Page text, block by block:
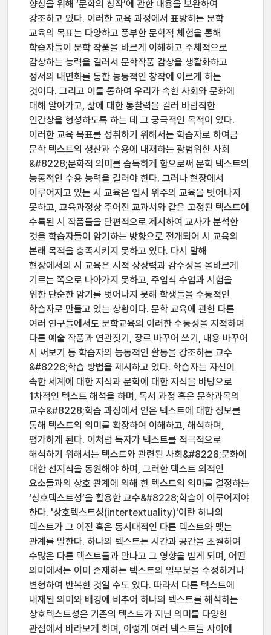
향상을 위해 ‘문학의 창작’에 관한 내용을 보완하여
강조하고 있다. 이러한 교육 과정에서 표방하는 문학
교육의 목표는 다양하고 풍부한 문학적 체험을 통해
학습자들이 문학 작품을 바르게 이해하고 주체적으로
감상하는 능력을 길러서 문학작품 감상을 생활화하고
정서의 내면화를 통한 능동적인 창작에 이르게 하는
것이다. 그리고 이를 통하여 우리가 속한 사회와 문화에
대해 알아가고, 삶에 대한 통찰력을 길러 바람직한
인간상을 형성하도록 하는 데 그 궁극적인 목적이 있다.
이러한 교육 목표를 성취하기 위해서는 학습자로 하여금
문학 텍스트의 생산과 수용에 내재하는 광범위한 사회
&#8228;문화적 의미를 습득하게 함으로써 문학 텍스트의
능동적인 수용 능력을 길러야 한다. 그러나 현장에서
이루어지고 있는 시 교육은 입시 위주의 교육을 벗어나지
못하고, 교육과정상 주어진 교과서와 같은 고정된 텍스트에
수록된 시 작품들을 단편적으로 제시하여 교사가 분석한
것을 학습자들이 암기하는 방향으로 전개되어 시 교육의
본래 목적을 충족시키지 못하고 있다. 다시 말해
현장에서의 시 교육은 시적 상상력과 감수성을 올바르게
기르는 쪽으로 나아가지 못하고, 주입식 수업과 시험을
위한 단순한 암기를 벗어나지 못해 학생들을 수동적인
학습자로 만들고 있는 상황이다. 문학 교육에 관한 다른
여러 연구들에서도 문학교육의 이러한 수동성을 지적하며
다른 예술 작품과 연관짓기, 장르 바꾸어 쓰기, 내용 바꾸어
시 써보기 등 학습자의 능동적인 활동을 강조하는 교수
&#8228;학습 방법을 제시하고 있다. 학습자는 자신이
속한 세계에 대한 지식과 문학에 대한 지식을 바탕으로
1차적인 텍스트 해석을 하며, 독서 과정 혹은 문학과목의
교수&#8228;학습 과정에서 얻은 텍스트에 대한 정보를
통해 텍스트의 의미를 확장하여 이해하고, 해석하며,
평가하게 된다. 이처럼 독자가 텍스트를 적극적으로
해석하기 위해서는 텍스트와 관련된 사회&#8228;문화에
대한 선지식을 동원해야 하며, 그러한 텍스트 외적인
요소들과의 상호 관계에 의해 한 텍스트의 의미를 결정하는
‘상호텍스트성’을 활용한 교수&#8228;학습이 이루어져야
한다. '상호텍스트성(intertextuality)'이란 하나의
텍스트가 그 이전 혹은 동시대적인 다른 텍스트와 맺는
관계를 말한다. 하나의 텍스트는 시간과 공간을 초월하여
수많은 다른 텍스트들과 만나고 그 영향을 받게 되며, 어떤
의미에서는 이미 존재하는 텍스트의 일부분을 수정하거나
변형하여 반복한 것일 수도 있다. 따라서 다른 텍스트에
내재된 의미와 배경에 비추어 하나의 텍스트를 해석하는
상호텍스트성은 기존의 텍스트가 지닌 의미를 다양한
관점에서 바라보게 하며, 이렇게 여러 텍스트들 사이에